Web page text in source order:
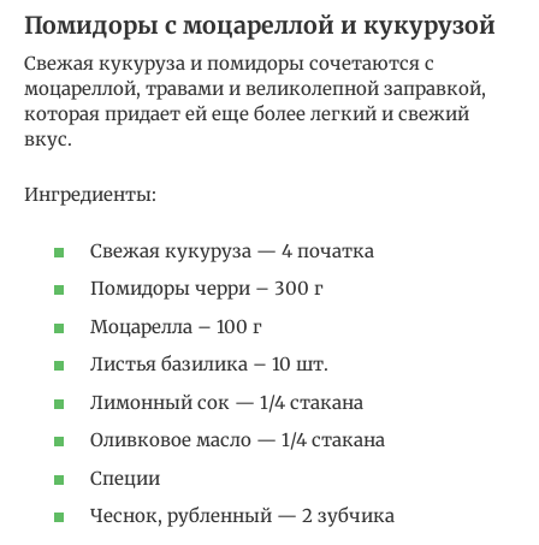
Помидоры с моцареллой и кукурузой
Свежая кукуруза и помидоры сочетаются с
моцареллой, травами и великолепной заправкой,
которая придает ей еще более легкий и свежий
вкус.
Ингредиенты:
Свежая кукуруза — 4 початка
Помидоры черри – 300 г
Моцарелла – 100 г
Листья базилика – 10 шт.
Лимонный сок — 1/4 стакана
Оливковое масло — 1/4 стакана
Специи
Чеснок, рубленный — 2 зубчика